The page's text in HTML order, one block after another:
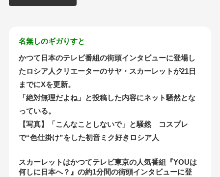
名無しのギガりすと
かつて日本のテレビ番組の街頭インタビューに登場し
たロシア人クリエーターのサヤ・スカーレットが21日
までにXを更新。
「絶対無理だよね」と投稿した内容にネット騒然とな
っている。
【写真】「こんなことしないで」と騒然 コスプレ
で“色仕掛け”をした初音ミク好きロシア人
スカーレットはかつてテレビ東京の人気番組『YOUは
何しに日本へ？』の約1分間の街頭インタビューに登